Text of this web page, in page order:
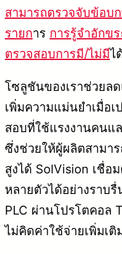
สามารถตรวจจับข้อบ
รายการ การรู้จำอักข
ตรวจสอบการมี/ไม่มีไ
โซลูชันของเราช่วยล
เพิ่มความแม่นยำเมื่อ
สอบที่ใช้แรงงานคน
ซึ่งช่วยให้ผู้ผลิตสามา
สูงได้ SolVision เชื่อ
หลายตัวได้อย่างราบ
PLC ผ่านโปรโตคอล
ไม่คิดค่าใช้จ่ายเพิ่มเติ